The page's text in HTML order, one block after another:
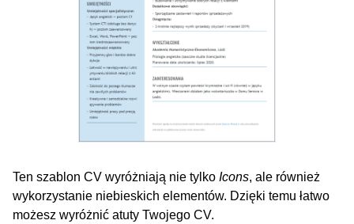
Ten szablon CV wyróżniają nie tylko Icons, ale również
wykorzystanie niebieskich elementów. Dzięki temu łatwo
możesz wyróżnić atuty Twojego CV.